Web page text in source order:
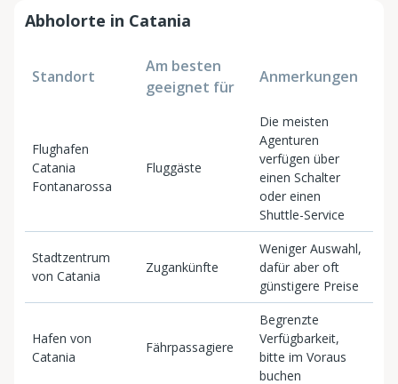
Abholorte in Catania
Standort
Am besten
geeignet für
Anmerkungen
Flughafen
Catania
Fontanarossa
Fluggäste
Die meisten
Agenturen
verfügen über
einen Schalter
oder einen
Shuttle-Service
Stadtzentrum
von Catania
Zugankünfte
Weniger Auswahl,
dafür aber oft
günstigere Preise
Hafen von
Catania
Fährpassagiere
Begrenzte
Verfügbarkeit,
bitte im Voraus
buchen